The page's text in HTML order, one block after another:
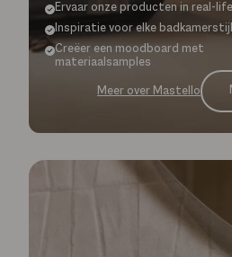
Ervaar onze producten in real-life
Inspiratie voor elke badkamerstijl
Creëer een moodboard met
materiaalsamples
Meer over Mastello